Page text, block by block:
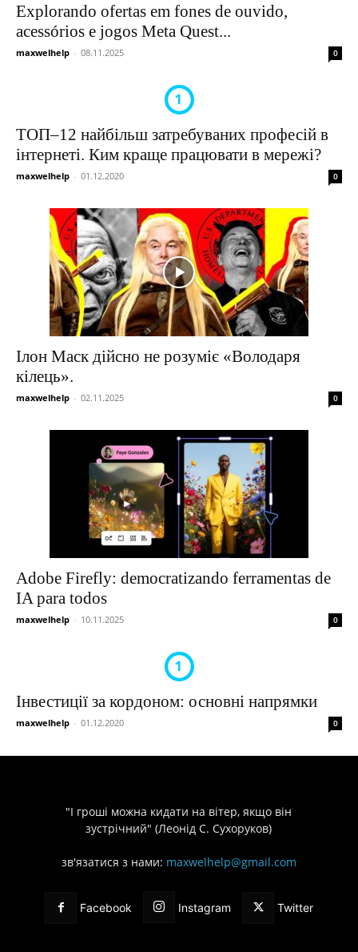
Explorando ofertas em fones de ouvido,
acessórios e jogos Meta Quest...
maxwelhelp - 08.11.2025 0
ТОП–12 найбільш затребуваних професій в
інтернеті. Ким краще працювати в мережі?
maxwelhelp - 01.12.2020 0
Ілон Маск дійсно не розуміє «Володаря
кілець».
maxwelhelp - 02.11.2025 0
Adobe Firefly: democratizando ferramentas de
IA para todos
maxwelhelp - 10.11.2025 0
Інвестиції за кордоном: основні напрямки
maxwelhelp - 01.12.2020 0
"І гроші можна кидати на вітер, якщо він
зустрічний" (Леонід С. Сухоруков)
зв'язатися з нами: maxwelhelp@gmail.com
Facebook Instagram Twitter